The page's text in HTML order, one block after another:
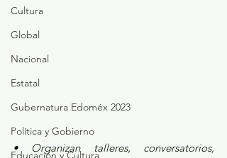
Cultura
Global
Nacional
Estatal
Gubernatura Edoméx 2023
Política y Gobierno
Educación y Cultura
• Organizan talleres, conversatorios,